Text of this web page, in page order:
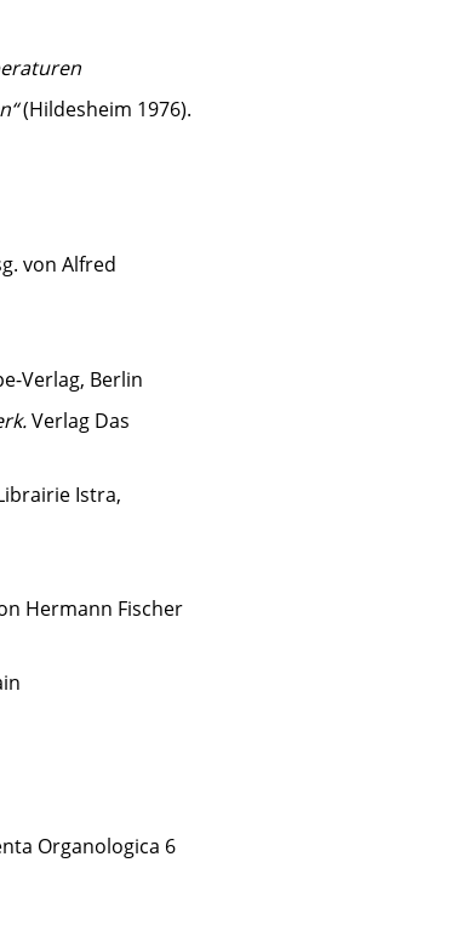
(Hildesheim 1976).
von Alfred
Verlag, Berlin
Verlag Das
Istra,
Hermann Fischer
Organologica 6